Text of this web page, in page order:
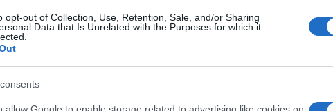
opt-out of Collection, Use, Retention, Sale, and/or Sharing
Data that Is Unrelated with the Purposes for which it
allow Google to enable storage related to advertising like cookies on